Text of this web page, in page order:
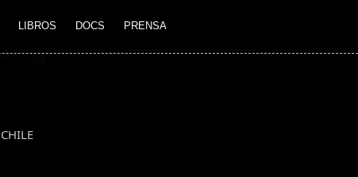
LIBROS DOCS PRENSA
CHILE